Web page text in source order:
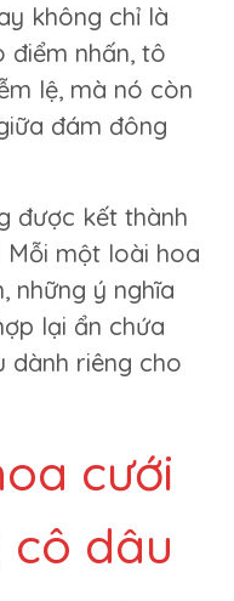
không chỉ là
nhấn, tô
lệ, mà nó còn
đám đông
được kết thành
Mỗi một loài hoa
những ý nghĩa
lại ẩn chứa
dành riêng cho
cưới
dâu